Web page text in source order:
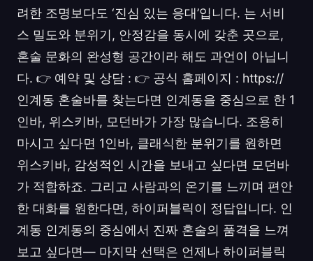
려한 조명보다도 ‘진심 있는 응대’입니다. 는 서비
스 밀도와 분위기, 안정감을 동시에 갖춘 곳으로,
혼술 문화의 완성형 공간이라 해도 과언이 아닙니
다. 👉 예약 및 상담 : 👉 공식 홈페이지 : https://
인계동 혼술바를 찾는다면 인계동을 중심으로 한 1
인바, 위스키바, 모던바가 가장 많습니다. 조용히
마시고 싶다면 1인바, 클래식한 분위기를 원하면
위스키바, 감성적인 시간을 보내고 싶다면 모던바
가 적합하죠. 그리고 사람과의 온기를 느끼며 편안
한 대화를 원한다면, 하이퍼블릭이 정답입니다. 인
계동 인계동의 중심에서 진짜 혼술의 품격을 느껴
보고 싶다면— 마지막 선택은 언제나 하이퍼블릭